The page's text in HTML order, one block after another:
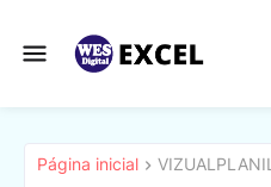
Página inicial